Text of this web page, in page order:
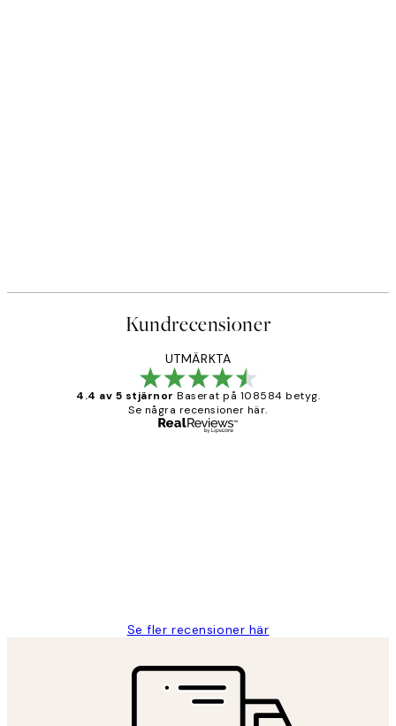
Kundrecensioner
UTMÄRKTA
4.4 av 5 stjärnor Baserat på 108584 betyg.
Se några recensioner här.
Se fler recensioner här